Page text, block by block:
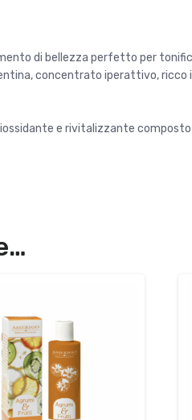
di bellezza perfetto per
concentrato iperattivo,
e rivitalizzante composto